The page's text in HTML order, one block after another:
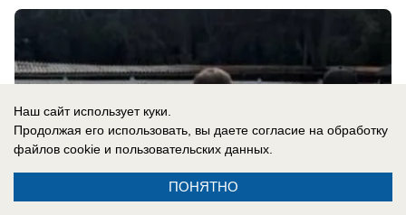
Наш сайт использует куки.
Продолжая его использовать, вы даете согласие на обработку
файлов cookie и пользовательских данных.
ПОНЯТНО